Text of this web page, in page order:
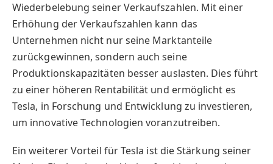
Wiederbelebung seiner Verkaufszahlen. Mit einer
Erhöhung der Verkaufszahlen kann das
Unternehmen nicht nur seine Marktanteile
zurückgewinnen, sondern auch seine
Produktionskapazitäten besser auslasten. Dies führt
zu einer höheren Rentabilität und ermöglicht es
Tesla, in Forschung und Entwicklung zu investieren,
um innovative Technologien voranzutreiben.
Ein weiterer Vorteil für Tesla ist die Stärkung seiner